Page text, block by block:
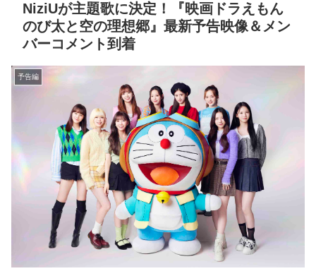
NiziUが主題歌に決定！『映画ドラえもん
のび太と空の理想郷』最新予告映像＆メン
バーコメント到着
予告編